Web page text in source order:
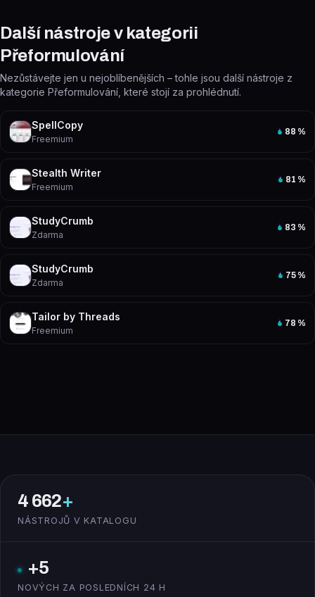
Další nástroje v kategorii
Přeformulování
Nezůstávejte jen u nejoblíbenějších – tohle jsou další nástroje z
kategorie Přeformulování, které stojí za prohlédnutí.
SpellCopy
Freemium
88 %
Stealth Writer
Freemium
81 %
StudyCrumb
Zdarma
83 %
StudyCrumb
Zdarma
75 %
Tailor by Threads
Freemium
78 %
4 662+
NÁSTROJŮ V KATALOGU
+5
NOVÝCH ZA POSLEDNÍCH 24 H